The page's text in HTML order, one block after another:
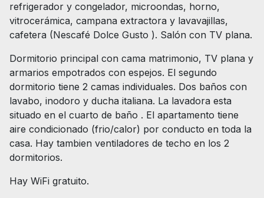
refrigerador y congelador, microondas, horno,
vitrocerámica, campana extractora y lavavajillas,
cafetera (Nescafé Dolce Gusto ). Salón con TV plana.
Dormitorio principal con cama matrimonio, TV plana y
armarios empotrados con espejos. El segundo
dormitorio tiene 2 camas individuales. Dos baños con
lavabo, inodoro y ducha italiana. La lavadora esta
situado en el cuarto de baño . El apartamento tiene
aire condicionado (frio/calor) por conducto en toda la
casa. Hay tambien ventiladores de techo en los 2
dormitorios.
Hay WiFi gratuito.